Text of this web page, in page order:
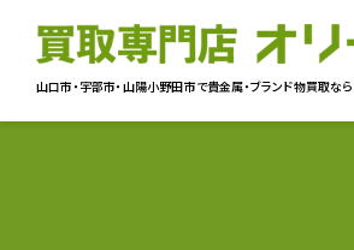
山口市・宇部市・山陽小野田市で貴金属・ブランド物買取なら